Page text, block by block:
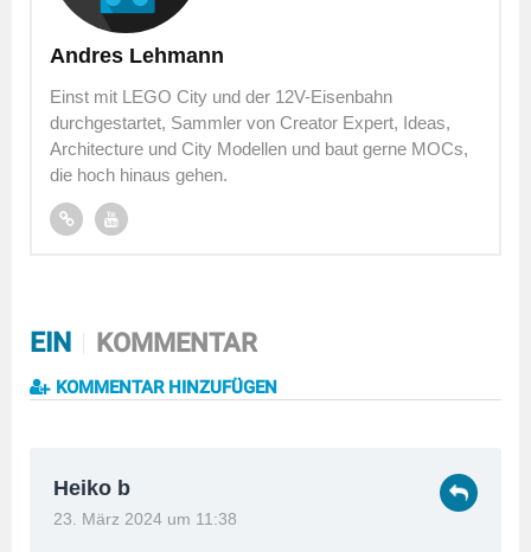
Andres Lehmann
Einst mit LEGO City und der 12V-Eisenbahn
durchgestartet, Sammler von Creator Expert, Ideas,
Architecture und City Modellen und baut gerne MOCs,
die hoch hinaus gehen.
EIN KOMMENTAR
KOMMENTAR HINZUFÜGEN
Heiko b
23. März 2024 um 11:38